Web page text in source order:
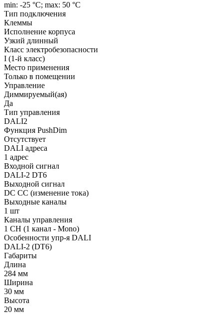
min: -25 °C; max: 50 °C
Тип подключения
Клеммы
Исполнение корпуса
Узкий длинный
Класс электробезопасности
I (1-й класс)
Место применения
Только в помещении
Управление
Диммируемый(ая)
Да
Тип управления
DALI2
Функция PushDim
Отсутствует
DALI адреса
1 адрес
Входной сигнал
DALI-2 DT6
Выходной сигнал
DC CC (изменение тока)
Выходные каналы
1 шт
Каналы управления
1 CH (1 канал - Mono)
Особенности упр-я DALI
DALI-2 (DT6)
Габариты
Длина
284 мм
Ширина
30 мм
Высота
20 мм